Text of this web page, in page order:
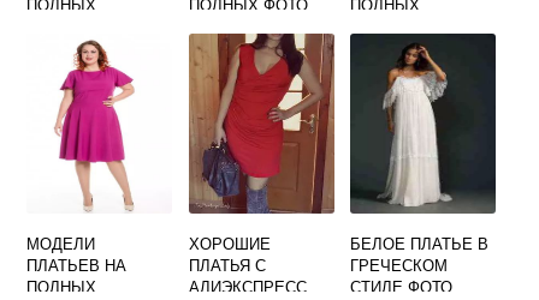
МОДЕЛИ
ПЛАТЬЕВ НА
ПОЛНЫХ
ХОРОШИЕ
ПЛАТЬЯ С
АЛИЭКСПРЕСС
БЕЛОЕ ПЛАТЬЕ В
ГРЕЧЕСКОМ
СТИЛЕ ФОТО